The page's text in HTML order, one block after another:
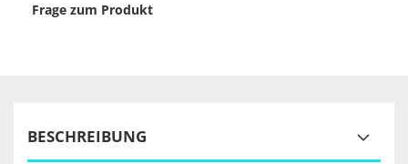
Frage zum Produkt
BESCHREIBUNG